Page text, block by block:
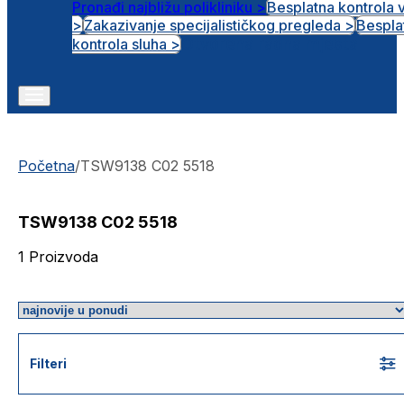
Pronađi najbližu polikliniku >Besplatna kontrola
>Zakazivanje specijalističkog pregleda >
kontrola sluha >
Početna/TSW9138 C02 5518
TSW9138 C02 5518
1 Proizvoda
Filteri